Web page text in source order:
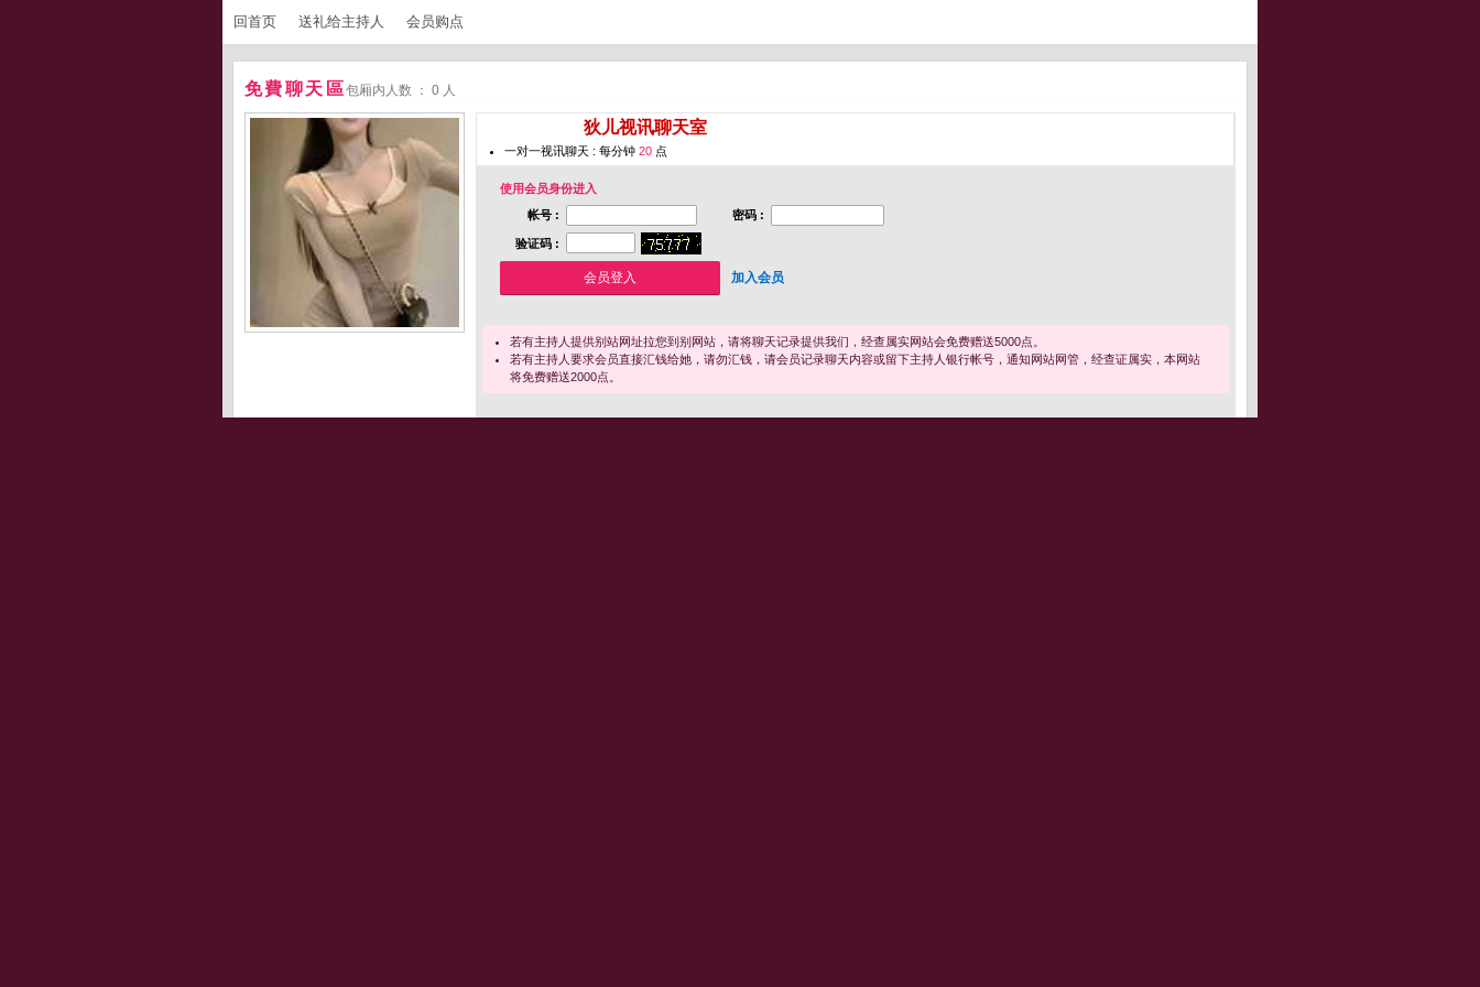
回首页 送礼给主持人 会员购点
免費聊天區包厢内人数 ： 0 人
狄儿视讯聊天室
一对一视讯聊天 : 每分钟 20 点
使用会员身份进入
帐号 :
密码 :
验证码 :
加入会员
若有主持人提供别站网址拉您到别网站，请将聊天记录提供我们，经查属实网站会免费赠送5000点。
若有主持人要求会员直接汇钱给她，请勿汇钱，请会员记录聊天内容或留下主持人银行帐号，通知网站网管，经查证属实，本网站
将免费赠送2000点。